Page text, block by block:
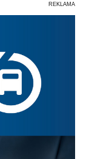
REKLAMA